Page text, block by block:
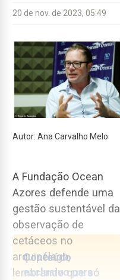
20 de nov. de 2023, 05:49
Autor: Ana Carvalho Melo
A Fundação Ocean
Azores defende uma
gestão sustentável da
observação de
cetáceos no
arquipélago,
lembrando que só
Conteúdo
exclusivo para